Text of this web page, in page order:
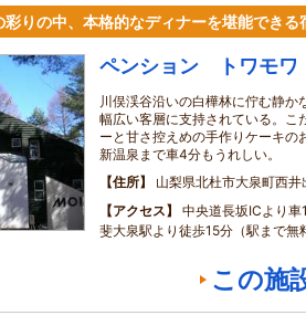
彩りの中、本格的なディナーを堪能できる
ペンション トワモワ
川俣渓谷沿いの白樺林に佇む静か
幅広い客層に支持されている。こ
ーと甘さ控えめの手作りケーキの
新温泉まで車4分もうれしい。
住所
山梨県北杜市大泉町西
アクセス
中央道長坂ICより
斐大泉駅より徒歩15分（駅まで無
この施